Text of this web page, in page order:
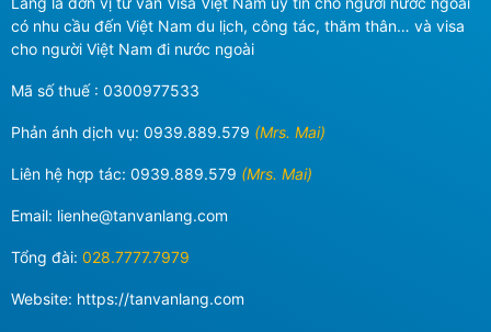
có nhu cầu đến Việt Nam du lịch, công tác, thăm thân… và visa
cho người Việt Nam đi nước ngoài
Mã số thuế : 0300977533
Phản ánh dịch vụ: 0939.889.579 (Mrs. Mai)
Liên hệ hợp tác: 0939.889.579 (Mrs. Mai)
Email: lienhe@tanvanlang.com
Tổng đài: 028.7777.7979
Website: https://tanvanlang.com